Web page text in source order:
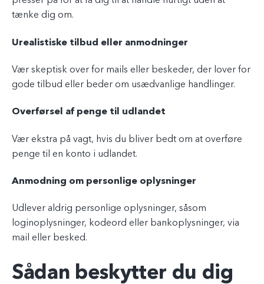
tænke dig om.
Urealistiske tilbud eller anmodninger
Vær skeptisk over for mails eller beskeder, der lover for
gode tilbud eller beder om usædvanlige handlinger.
Overførsel af penge til udlandet
Vær ekstra på vagt, hvis du bliver bedt om at overføre
penge til en konto i udlandet.
Anmodning om personlige oplysninger
Udlever aldrig personlige oplysninger, såsom
loginoplysninger, kodeord eller bankoplysninger, via
mail eller besked.
Sådan beskytter du dig